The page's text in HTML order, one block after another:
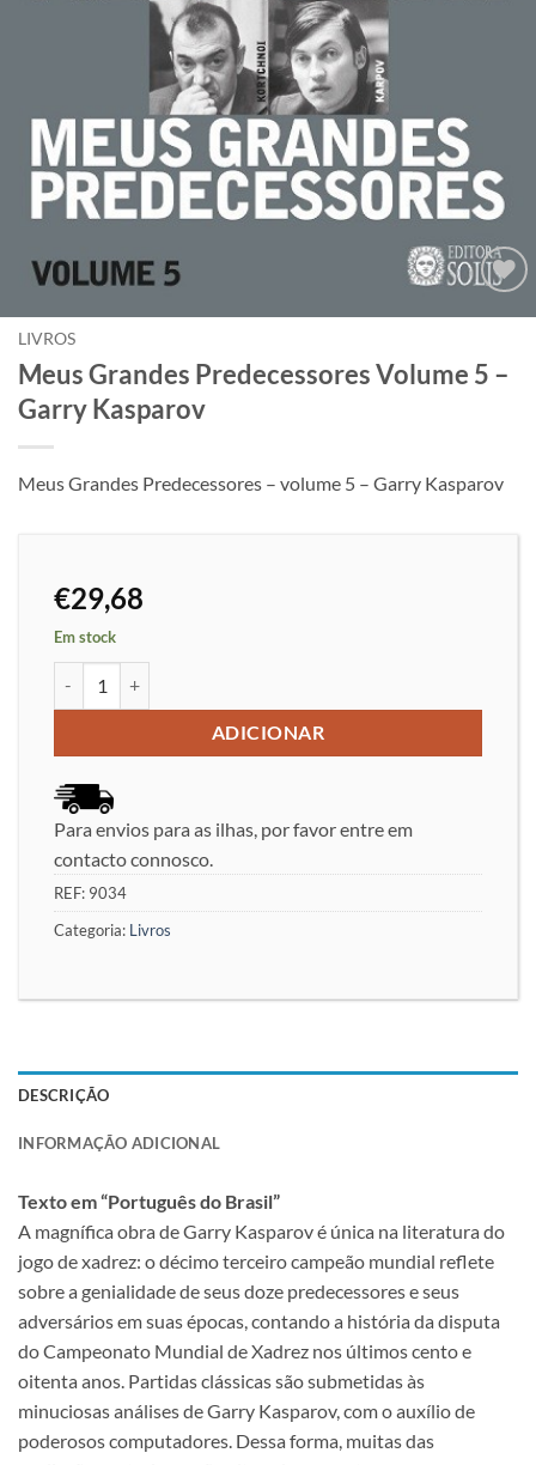
Adicionar
LIVROS
Meus Grandes Predecessores Volume 5 –
Garry Kasparov
Meus Grandes Predecessores – volume 5 – Garry Kasparov
€29,68
Em stock
ADICIONAR
Para envios para as ilhas, por favor entre em
contacto connosco.
REF: 9034
Categoria: Livros
DESCRIÇÃO
INFORMAÇÃO ADICIONAL
Texto em “Português do Brasil”
A magnífica obra de Garry Kasparov é única na literatura do
jogo de xadrez: o décimo terceiro campeão mundial reflete
sobre a genialidade de seus doze predecessores e seus
adversários em suas épocas, contando a história da disputa
do Campeonato Mundial de Xadrez nos últimos cento e
oitenta anos. Partidas clássicas são submetidas às
minuciosas análises de Garry Kasparov, com o auxílio de
poderosos computadores. Dessa forma, muitas das